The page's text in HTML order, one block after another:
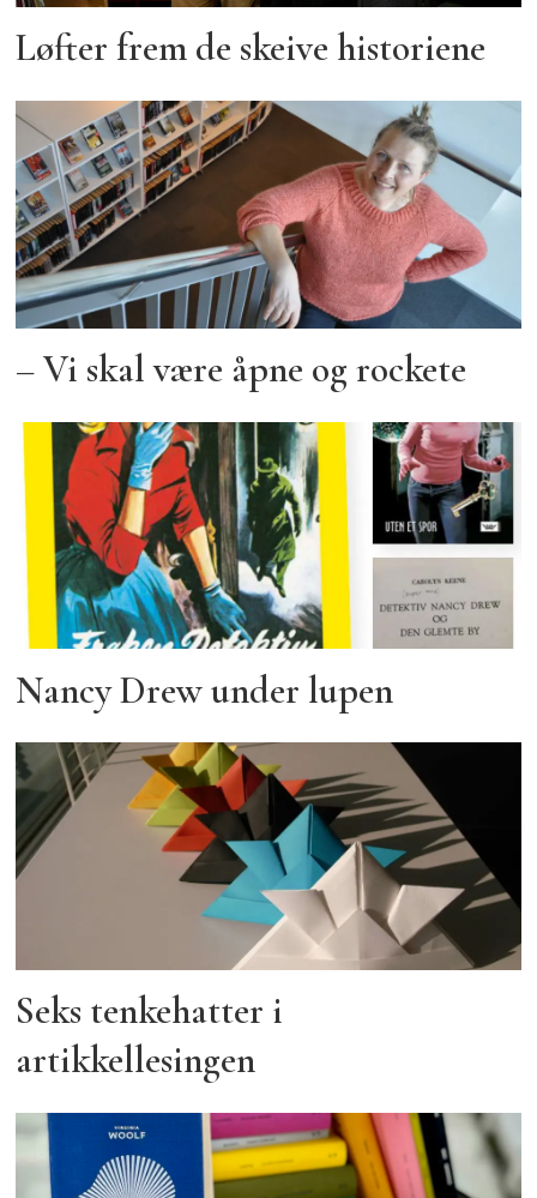
Løfter frem de skeive historiene
– Vi skal være åpne og rockete
Nancy Drew under lupen
Seks tenkehatter i
artikkellesingen